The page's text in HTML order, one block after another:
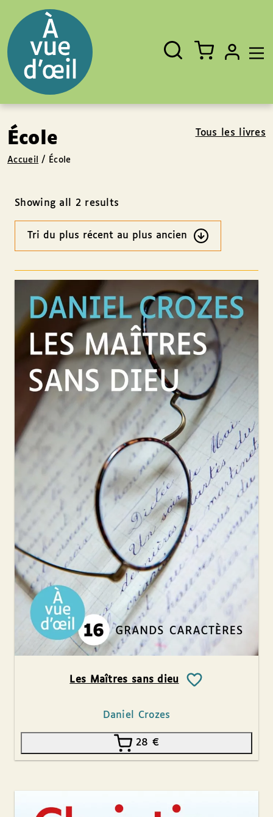
Fermer
Rechercher
un
livre,
un
auteur,
un
EAN
École Tous les livres
Accueil / École
Showing all 2 results
Ordre
Les Maîtres sans dieu
Daniel Crozes
28 €